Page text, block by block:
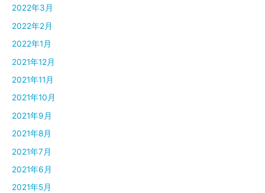
2022年3月
2022年2月
2022年1月
2021年12月
2021年11月
2021年10月
2021年9月
2021年8月
2021年7月
2021年6月
2021年5月